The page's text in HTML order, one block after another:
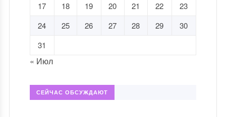
17
18 19 20 21 22
23
24
25 26 27 28 29
30
31
« Июл
СЕЙЧАС ОБСУЖДАЮТ